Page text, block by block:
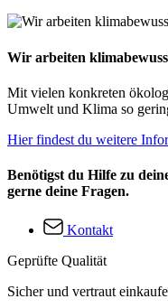
Wir arbeiten
Mit vielen konkreten
Umwelt und Klima so
Hier findest du weitere
Benötigst du Hilfe zu
gerne deine Fragen.
Kontakt
Geprüfte Qualität
Sicher und vertraut